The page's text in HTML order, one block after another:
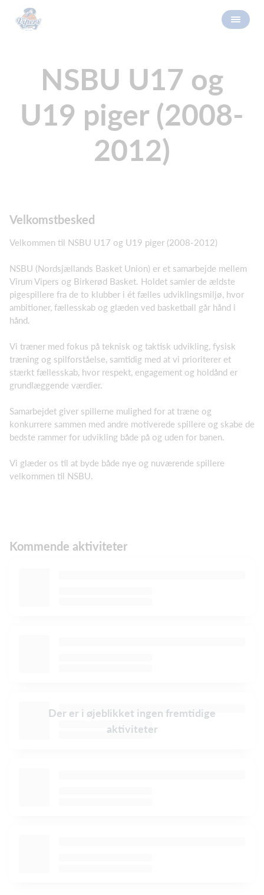
NSBU U17 og
U19 piger (2008-
2012)
Velkomstbesked
Velkommen til NSBU U17 og U19 piger (2008-2012)
NSBU (Nordsjællands Basket Union) er et samarbejde mellem
Virum Vipers og Birkerød Basket. Holdet samler de ældste
pigespillere fra de to klubber i ét fælles udviklingsmiljø, hvor
ambitioner, fællesskab og glæden ved basketball går hånd i
hånd.
Vi træner med fokus på teknisk og taktisk udvikling, fysisk
træning og spilforståelse, samtidig med at vi prioriterer et
stærkt fællesskab, hvor respekt, engagement og holdånd er
grundlæggende værdier.
Samarbejdet giver spillerne mulighed for at træne og
konkurrere sammen med andre motiverede spillere og skabe de
bedste rammer for udvikling både på og uden for banen.
Vi glæder os til at byde både nye og nuværende spillere
velkommen til NSBU.
Kommende aktiviteter
Der er i øjeblikket ingen fremtidige
aktiviteter